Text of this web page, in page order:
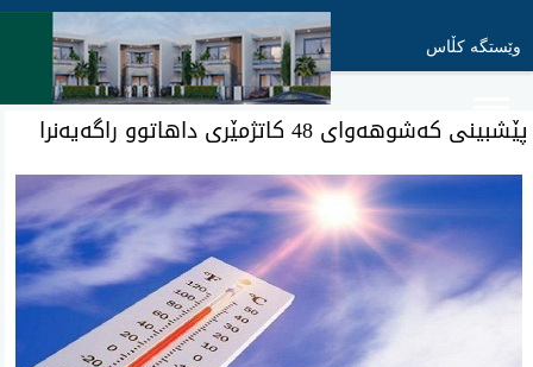
وێستگە کڵاس
پێشبینی کەشوهەوای 48 کاتژمێری داهاتوو راگەیەنرا